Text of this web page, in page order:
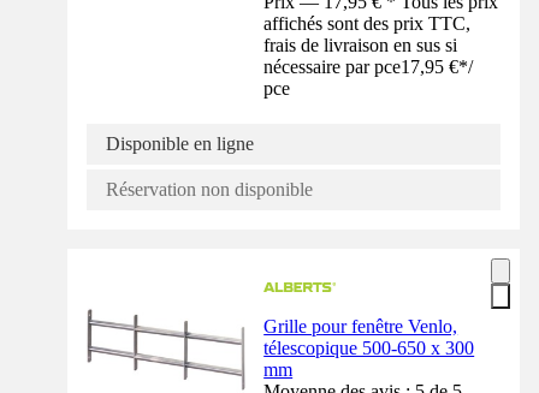
affichés sont des prix TTC,
frais de livraison en sus si
nécessaire par pce17,95 €*/
pce
Disponible en ligne
Réservation non disponible
Grille pour fenêtre Venlo,
télescopique 500-650 x 300
mm